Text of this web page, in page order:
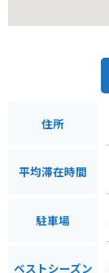
住所
平均滞在時間
駐車場
ベストシーズン